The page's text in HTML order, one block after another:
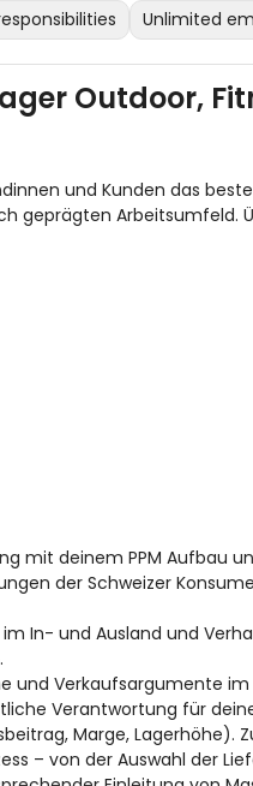
Unlimited
Outdoor,
und Kunden das
geprägten Arbeitsumfeld.
mit deinem PPM Aufbau
der Schweizer
In- und Ausland und
und Verkaufsargumente
Verantwortung für
Marge,
– von der Auswahl der